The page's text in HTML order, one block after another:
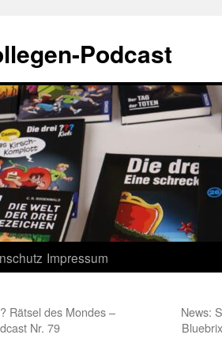
Podcast
Impressum
Rätsel des Mondes –
Nr. 79
News: